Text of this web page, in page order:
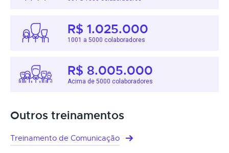
R$ 1.025.000
1001 a 5000 colaboradores
R$ 8.005.000
Acima de 5000 colaboradores
Outros treinamentos
Treinamento de Comunicação